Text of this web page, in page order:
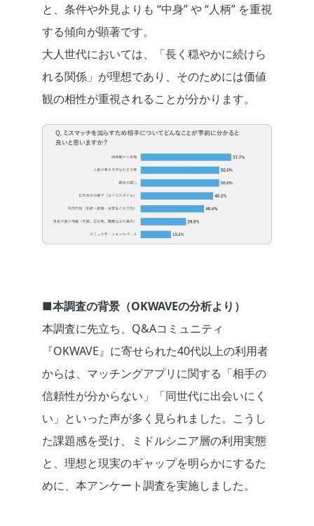
と、条件や外見よりも “中身” や “人柄” を重視
する傾向が顕著です。
大人世代においては、「長く穏やかに続けら
れる関係」が理想であり、そのためには価値
観の相性が重視されることが分かります。
■本調査の背景（OKWAVEの分析より）
本調査に先立ち、Q&Aコミュニティ
『OKWAVE』に寄せられた40代以上の利用者
からは、マッチングアプリに関する「相手の
信頼性が分からない」「同世代に出会いにく
い」といった声が多く見られました。こうし
た課題感を受け、ミドルシニア層の利用実態
と、理想と現実のギャップを明らかにするた
めに、本アンケート調査を実施しました。